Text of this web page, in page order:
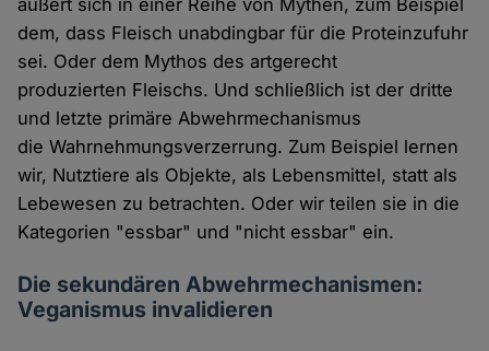
äußert sich in einer Reihe von Mythen, zum Beispiel
dem, dass Fleisch unabdingbar für die Proteinzufuhr
sei. Oder dem Mythos des artgerecht
produzierten Fleischs. Und schließlich ist der dritte
und letzte primäre Abwehrmechanismus
die Wahrnehmungsverzerrung. Zum Beispiel lernen
wir, Nutztiere als Objekte, als Lebensmittel, statt als
Lebewesen zu betrachten. Oder wir teilen sie in die
Kategorien "essbar" und "nicht essbar" ein.
Die sekundären Abwehrmechanismen:
Veganismus invalidieren